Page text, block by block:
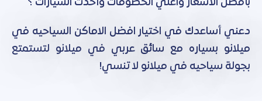
دعني أساعدك في اختيار افضل الاماكن السياحيه في
ميلانو بسياره مع سائق عربي في ميلانو لتستمتع
بجولة سياحيه في ميلانو لا تنسي!